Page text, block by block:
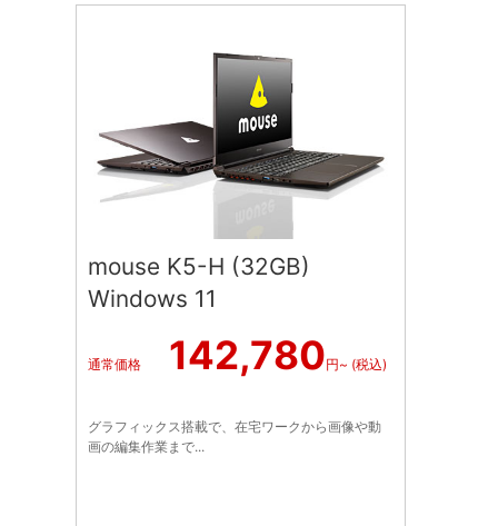
mouse K5-H (32GB)
Windows 11
通常価格 142,780円~ (税込)
グラフィックス搭載で、在宅ワークから画像や動
画の編集作業まで...